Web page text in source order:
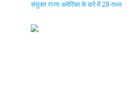
संयुक्त राज्य अमेरिका के बारे में 28 तथ्य